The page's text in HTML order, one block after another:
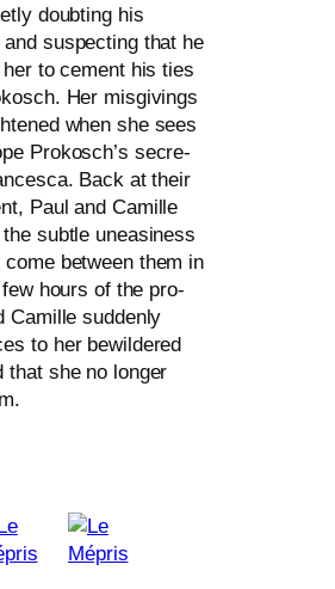
doubting his
and suspec­ting that he
to cement his ties
Her mis­gi­vings
when she sees
Prokosch’s secre­
Back at their
Paul and Camille
subt­le unea­si­ness
come bet­ween them in
hours of the pro­
Camille sud­den­ly
to her bewil­de­red
that she no lon­ger